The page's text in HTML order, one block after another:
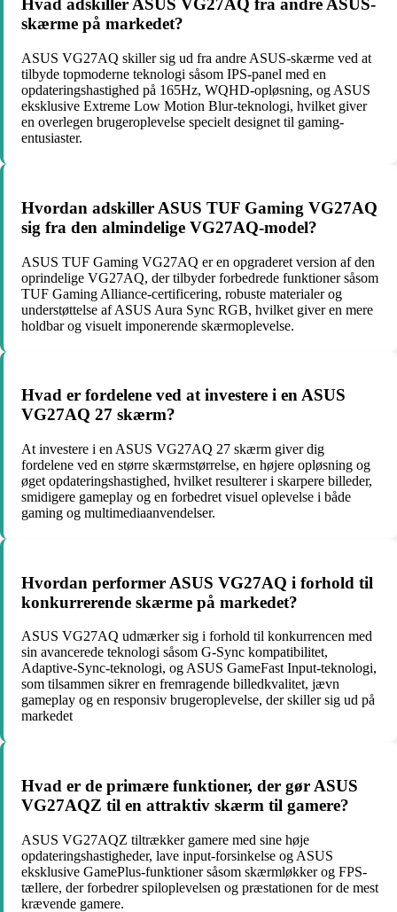
Hvad adskiller ASUS VG27AQ fra andre ASUS-
skærme på markedet?
ASUS VG27AQ skiller sig ud fra andre ASUS-skærme ved at
tilbyde topmoderne teknologi såsom IPS-panel med en
opdateringshastighed på 165Hz, WQHD-opløsning, og ASUS
eksklusive Extreme Low Motion Blur-teknologi, hvilket giver
en overlegen brugeroplevelse specielt designet til gaming-
entusiaster.
Hvordan adskiller ASUS TUF Gaming VG27AQ
sig fra den almindelige VG27AQ-model?
ASUS TUF Gaming VG27AQ er en opgraderet version af den
oprindelige VG27AQ, der tilbyder forbedrede funktioner såsom
TUF Gaming Alliance-certificering, robuste materialer og
understøttelse af ASUS Aura Sync RGB, hvilket giver en mere
holdbar og visuelt imponerende skærmoplevelse.
Hvad er fordelene ved at investere i en ASUS
VG27AQ 27 skærm?
At investere i en ASUS VG27AQ 27 skærm giver dig
fordelene ved en større skærmstørrelse, en højere opløsning og
øget opdateringshastighed, hvilket resulterer i skarpere billeder,
smidigere gameplay og en forbedret visuel oplevelse i både
gaming og multimediaanvendelser.
Hvordan performer ASUS VG27AQ i forhold til
konkurrerende skærme på markedet?
ASUS VG27AQ udmærker sig i forhold til konkurrencen med
sin avancerede teknologi såsom G-Sync kompatibilitet,
Adaptive-Sync-teknologi, og ASUS GameFast Input-teknologi,
som tilsammen sikrer en fremragende billedkvalitet, jævn
gameplay og en responsiv brugeroplevelse, der skiller sig ud på
markedet
Hvad er de primære funktioner, der gør ASUS
VG27AQZ til en attraktiv skærm til gamere?
ASUS VG27AQZ tiltrækker gamere med sine høje
opdateringshastigheder, lave input-forsinkelse og ASUS
eksklusive GamePlus-funktioner såsom skærmløkker og FPS-
tællere, der forbedrer spiloplevelsen og præstationen for de mest
krævende gamere.